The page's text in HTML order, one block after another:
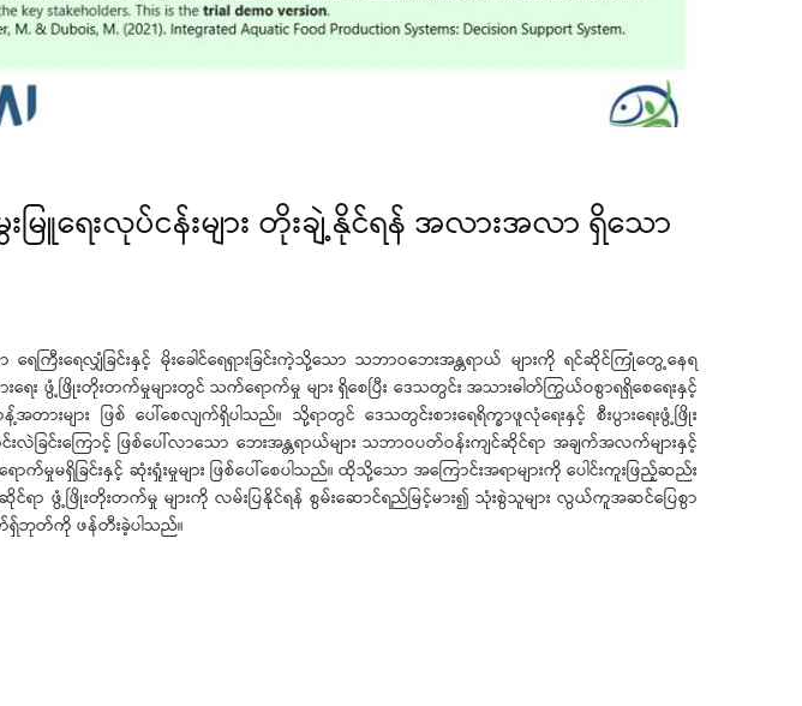
ြူရေးလုပ်ငန်းများ တိုးချဲ့နိုင်ရန် အလားအလာ ရှိသော
ရေကြီးရေလျှံခြင်းနှင့် မိုးခေါင်ရေရှားခြင်းကဲ့သို့သော သဘာဝဘေးအန္တရာယ် များကို ရင်ဆိုင်ကြုံတွေ့နေရ
ေး ဖွံ့ဖြိုးတိုးတက်မှုများတွင် သက်ရောက်မှု များ ရှိစေပြီး ဒေသတွင်း အသားဓါတ်ကြွယ်ဝစွာရရှိစေရေးနှင့်
းများ ဖြစ် ပေါ်စေလျက်ရှိပါသည်။ သို့ရာတွင် ဒေသတွင်းစားရေရိက္ခာဖူလုံရေးနှင့် စီးပွားရေးဖွံ့ဖြိုး
လဲခြင်းကြောင့် ဖြစ်ပေါ်လာသော ဘေးအန္တရာယ်များ သဘာဝပတ်ဝန်းကျင်ဆိုင်ရာ အချက်အလက်များနှင့်
ရှိခြင်းနှင့် ဆုံးရှုံးမှုများ ဖြစ်ပေါ်စေပါသည်။ ထိုသို့သော အကြောင်းအရာများကို ပေါင်းကူးဖြည့်ဆည်း
ရာ ဖွံ့ဖြိုးတိုးတက်မှု များကို လမ်းပြနိုင်ရန် စွမ်းဆောင်ရည်မြင့်မား၍ သုံးစွဲသူများ လွယ်ကူအဆင်ပြေစွာ
က်ရှ်ဘုတ်ကို ဖန်တီးခဲ့ပါသည်။